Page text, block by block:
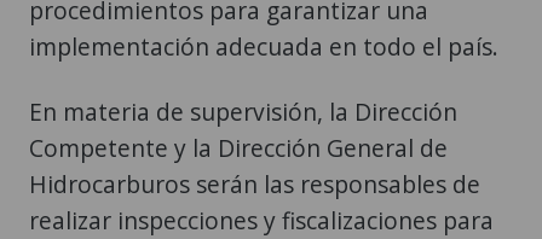
procedimientos para garantizar una
implementación adecuada en todo el país.
En materia de supervisión, la Dirección
Competente y la Dirección General de
Hidrocarburos serán las responsables de
realizar inspecciones y fiscalizaciones para